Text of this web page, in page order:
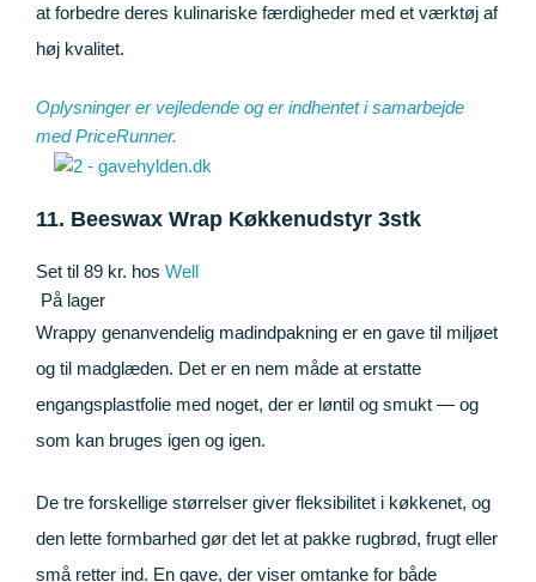
at forbedre deres kulinariske færdigheder med et værktøj af
høj kvalitet.
Oplysninger er vejledende og er indhentet i samarbejde
medPriceRunner.
11. Beeswax Wrap Køkkenudstyr 3stk
Set til 89 kr. hos Well
På lager
Wrappy genanvendelig madindpakning er en gave til miljøet
og til madglæden. Det er en nem måde at erstatte
engangsplastfolie med noget, der er løntil og smukt — og
som kan bruges igen og igen.
De tre forskellige størrelser giver fleksibilitet i køkkenet, og
den lette formbarhed gør det let at pakke rugbrød, frugt eller
små retter ind. En gave, der viser omtanke for både